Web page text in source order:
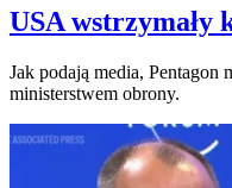
USA wstrzymały
Jak podają media, Pentagon
ministerstwem obrony.